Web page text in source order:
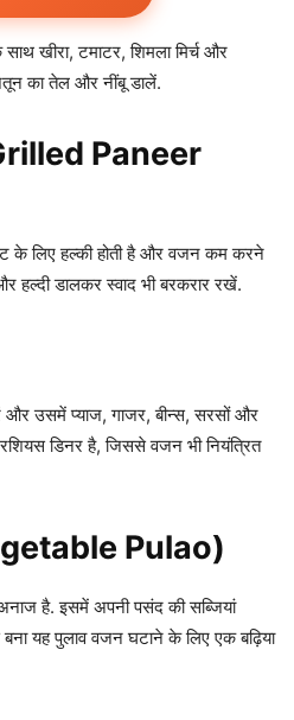
खीरा, टमाटर, शिमला मिर्च और
का तेल और नींबू डालें.
Paneer
के लिए हल्की होती है और वजन कम करने
हल्दी डालकर स्वाद भी बरकरार रखें.
उसमें प्याज, गाजर, बीन्स, सरसों और
डिनर है, जिससे वजन भी नियंत्रित
Pulao)
है. इसमें अपनी पसंद की सब्जियां
यह पुलाव वजन घटाने के लिए एक बढ़िया